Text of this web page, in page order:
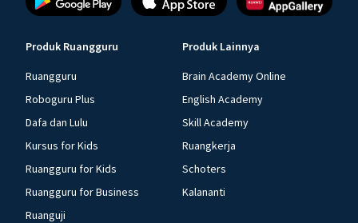
Produk Ruangguru
Ruangguru
Roboguru Plus
Dafa dan Lulu
Kursus for Kids
Ruangguru for Kids
Ruangguru for Business
Ruanguji
Produk Lainnya
Brain Academy Online
English Academy
Skill Academy
Ruangkerja
Schoters
Kalananti